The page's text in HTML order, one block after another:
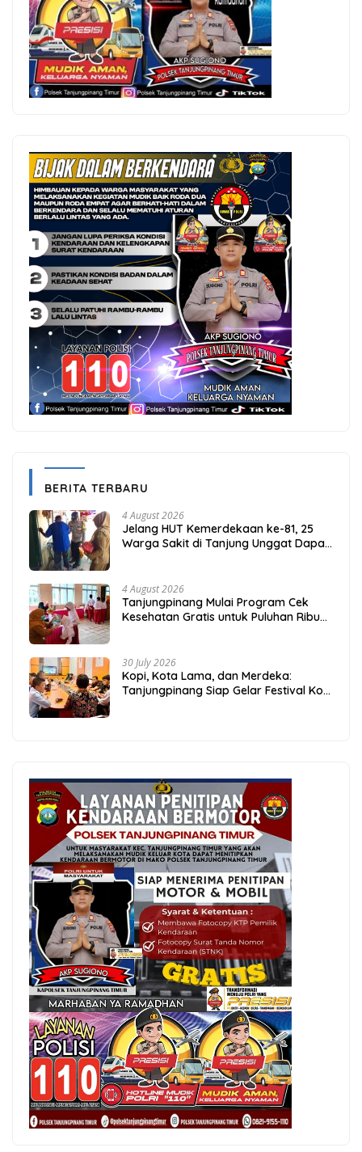
BERITA TERBARU
4 August 2026
Jelang HUT Kemerdekaan ke-81, 25
Warga Sakit di Tanjung Unggat Dapat
4 August 2026
Tanjungpinang Mulai Program Cek
Kesehatan Gratis untuk Puluhan Ribu
30 July 2026
Kopi, Kota Lama, dan Merdeka:
Tanjungpinang Siap Gelar Festival Kopi